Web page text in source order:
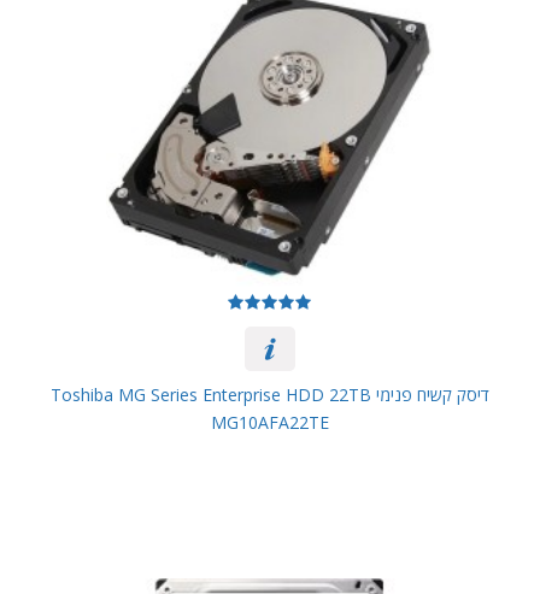
דיסק קשיח פנימי Toshiba MG Series Enterprise HDD 22TB
MG10AFA22TE